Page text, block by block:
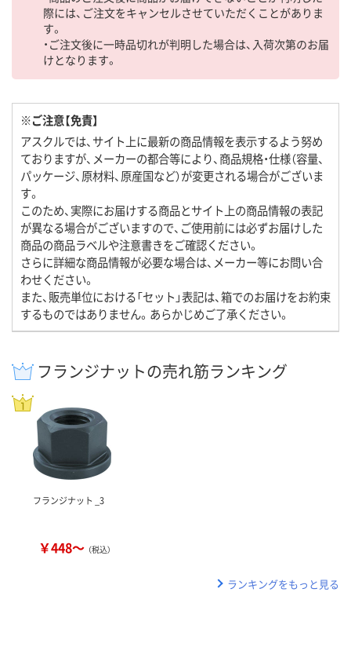
際には、ご注文をキャンセルさせていただくことがありま
す。
・ご注文後に一時品切れが判明した場合は、入荷次第のお届
けとなります。
※ご注意【免責】
アスクルでは、サイト上に最新の商品情報を表示するよう努め
ておりますが、メーカーの都合等により、商品規格・仕様（容量、
パッケージ、原材料、原産国など）が変更される場合がございま
す。
このため、実際にお届けする商品とサイト上の商品情報の表記
が異なる場合がございますので、ご使用前には必ずお届けした
商品の商品ラベルや注意書きをご確認ください。
さらに詳細な商品情報が必要な場合は、メーカー等にお問い合
わせください。
また、販売単位における「セット」表記は、箱でのお届けをお約束
するものではありません。あらかじめご了承ください。
フランジナットの売れ筋ランキング
フランジナット _3
￥448～ （税込）
ランキングをもっと見る